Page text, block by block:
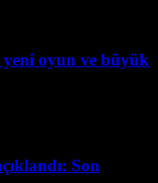
yeni oyun ve büyük
Son